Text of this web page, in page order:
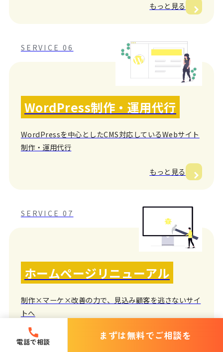
もっと見る
SERVICE 06
WordPress制作・運用代行
WordPressを中心としたCMS対応しているWebサイト
制作・運用代行
もっと見る
SERVICE 07
ホームページリニューアル
制作×マーケ×改善の力で、見込み顧客を逃さないサイ
トへ
もっと見る
電話で相談
まずは無料でご相談を